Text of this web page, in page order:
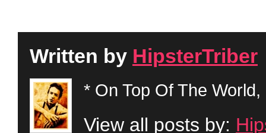
Written by HipsterTriber
* On Top Of The
View all posts by: